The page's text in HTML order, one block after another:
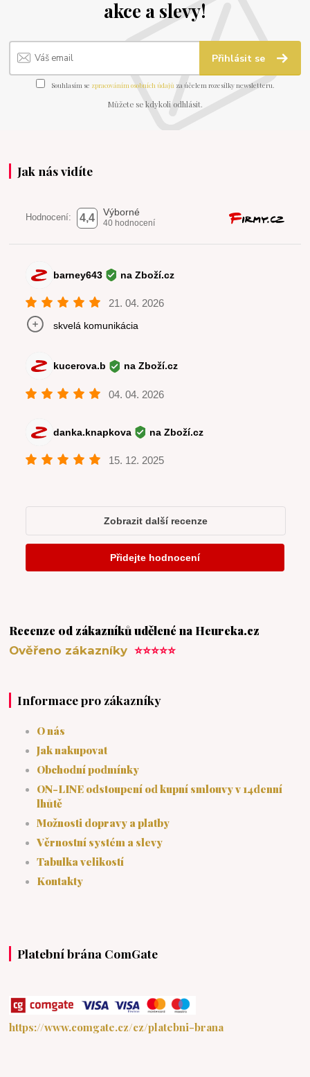
akce a slevy!
Přihlásit se
Souhlasím se zpracováním osobních údajů za účelem rozesílky newsletteru.
Můžete se kdykoli odhlásit.
Jak nás vidíte
Recenze od zákazníků udělené na Heureka.cz
Ověřeno zákazníky⭐⭐⭐⭐⭐
Informace pro zákazníky
O nás
Jak nakupovat
Obchodní podmínky
ON-LINE odstoupení od kupní smlouvy v 14denní
lhůtě
Možnosti dopravy a platby
Věrnostní systém a slevy
Tabulka velikostí
Kontakty
Platební brána ComGate
https://www.comgate.cz/cz/platebni-brana